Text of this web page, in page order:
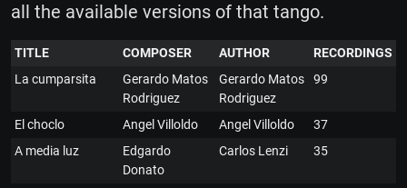
all the available versions of that tango.
TITLE COMPOSER AUTHOR
RECORDINGS
La cumparsita
Gerardo Matos
Rodriguez
Gerardo Matos
Rodriguez
99
El choclo Angel Villoldo Angel Villoldo
37
A media luz
Edgardo
Donato
Carlos Lenzi 35